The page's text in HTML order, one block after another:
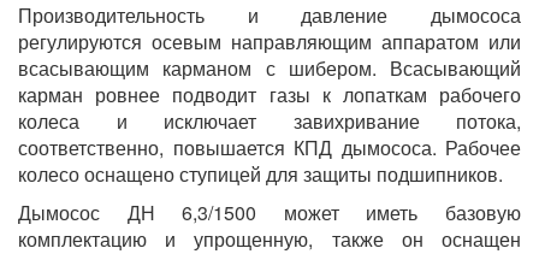
Производительность и давление дымососа
регулируются осевым направляющим аппаратом или
всасывающим карманом с шибером. Всасывающий
карман ровнее подводит газы к лопаткам рабочего
колеса и исключает завихривание потока,
соответственно, повышается КПД дымососа. Рабочее
колесо оснащено ступицей для защиты подшипников.
Дымосос ДН 6,3/1500 может иметь базовую
комплектацию и упрощенную, также он оснащен